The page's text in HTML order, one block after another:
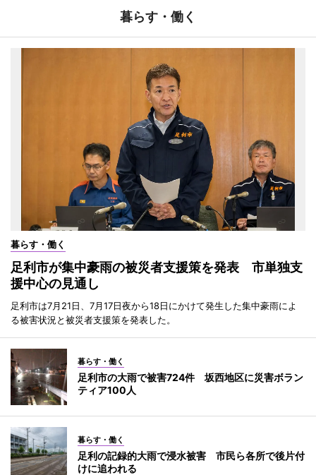
暮らす・働く
暮らす・働く
足利市が集中豪雨の被災者支援策を発表 市単独支
援中心の見通し
足利市は7月21日、7月17日夜から18日にかけて発生した集中豪雨によ
る被害状況と被災者支援策を発表した。
暮らす・働く
足利市の大雨で被害724件 坂西地区に災害ボラン
ティア100人
暮らす・働く
足利の記録的大雨で浸水被害 市民ら各所で後片付
けに追われる